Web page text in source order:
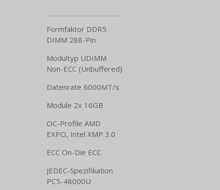
Formfaktor DDR5
DIMM 288-Pin
Modultyp UDIMM
Non-ECC (Unbuffered)
Datenrate 6000MT/​s
Module 2x 16GB
OC-Profile AMD
EXPO, Intel XMP 3.0
ECC On-Die ECC
JEDEC-Spezifikation
PC5-48000U